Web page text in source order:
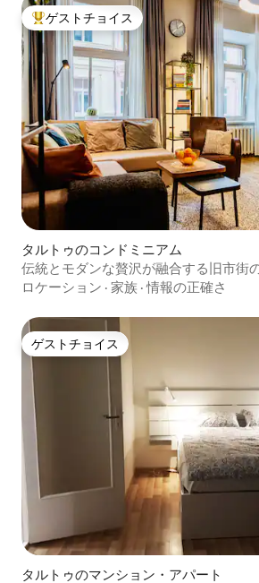
大好評のゲストチョイスです。
ゲストチョイス
タルトゥのコンドミニアム
伝統とモダンな贅沢が融合する旧市街
ロケーション · 家族 ·情報の正確さ
ゲストチョイス
ゲストチョイス
タルトゥのマンション・アパート